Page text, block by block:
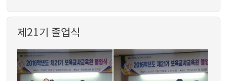
제21기 졸업식